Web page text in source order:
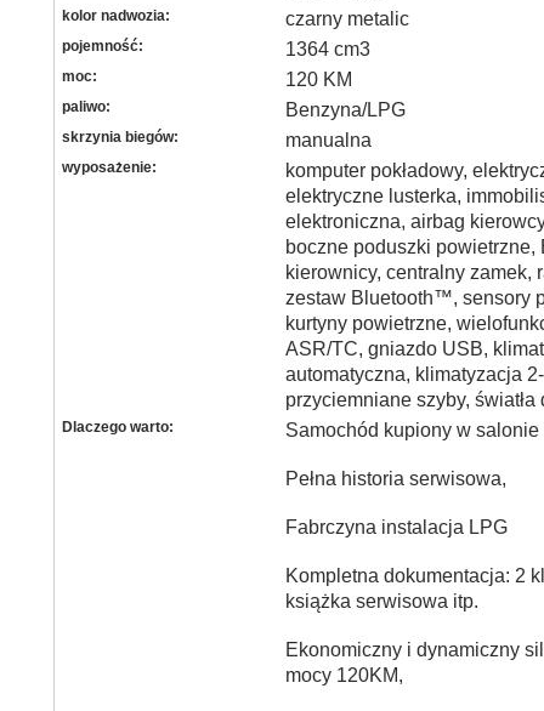
kolor nadwozia: czarny metalic
pojemność: 1364 cm3
moc: 120 KM
paliwo: Benzyna/LPG
skrzynia biegów: manualna
wyposażenie:
komputer pokładowy,
elektryczne lusterka,
elektroniczna, airbag
boczne poduszki powietrzne,
kierownicy, centralny zamek,
zestaw Bluetooth™, sensory
kurtyny powietrzne,
ASR/TC, gniazdo USB,
automatyczna, klimatyzacja
przyciemniane szyby,
Dlaczego warto: Samochód kupiony w
Pełna historia serwisowa,
Fabrczyna instalacja LPG
Kompletna dokumentacja: 2
książka serwisowa itp.
Ekonomiczny i dynamiczny
mocy 120KM,